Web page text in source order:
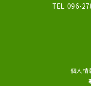
TEL. 096-
個人情